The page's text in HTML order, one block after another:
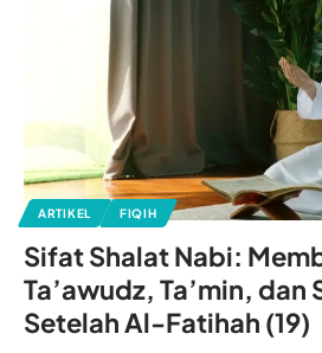
ARTIKEL FIQIH
Sifat Shalat Nabi:
Ta’awudz, Ta’min,
Setelah Al-Fatihah (19)